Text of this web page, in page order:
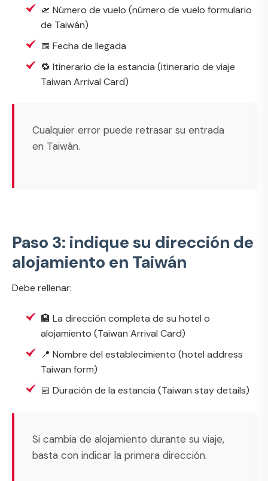
🛫 Número de vuelo (número de vuelo formulario
de Taiwán)
📅 Fecha de llegada
🔁 Itinerario de la estancia (itinerario de viaje
Taiwan Arrival Card)
Cualquier error puede retrasar su entrada
en Taiwán.
Paso 3: indique su dirección de
alojamiento en Taiwán
Debe rellenar:
🏨 La dirección completa de su hotel o
alojamiento (Taiwan Arrival Card)
📍 Nombre del establecimiento (hotel address
Taiwan form)
📅 Duración de la estancia (Taiwan stay details)
Si cambia de alojamiento durante su viaje,
basta con indicar la primera dirección.